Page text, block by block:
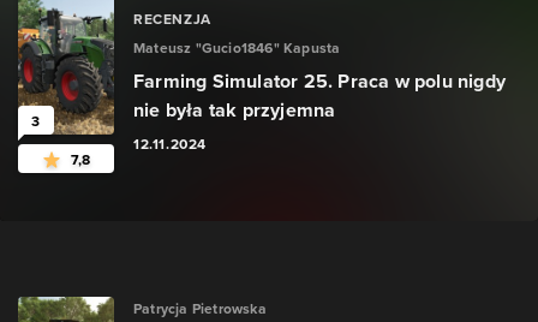
3
7,8
RECENZJA
Mateusz "Gucio1846" Kapusta
Farming Simulator 25. Praca w polu nigdy
nie była tak przyjemna
12.11.2024
Patrycja Pietrowska